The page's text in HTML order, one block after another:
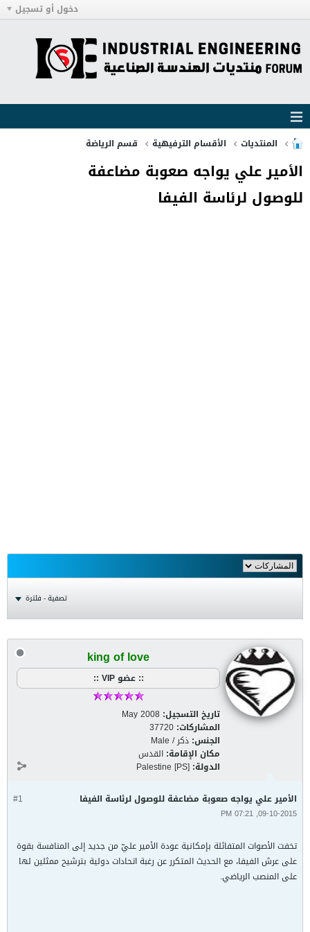
دخول أو تسجيل
المنتديات الأقسام الترفيهية قسم الرياضة
الأمير علي يواجه صعوبة مضاعفة
للوصول لرئاسة الفيفا
تصفية - فلترة
king of love
:: عضو VIP ::
تاريخ التسجيل: May 2008
المشاركات: 37720
الجنس: ذكر / Male
مكان الإقامة: القدس
الدولة: Palestine [PS]
#1 الأمير علي يواجه صعوبة مضاعفة للوصول لرئاسة الفيفا
09-10-2015, 07:21 PM
تخفت الأصوات المتفائلة بإمكانية عودة الأمير عليّ من جديد إلى المنافسة بقوة
على عرش الفيفا، مع الحديث المتكرر عن رغبة اتحادات دولية بترشيح ممثلين لها
على المنصب الرياضي.